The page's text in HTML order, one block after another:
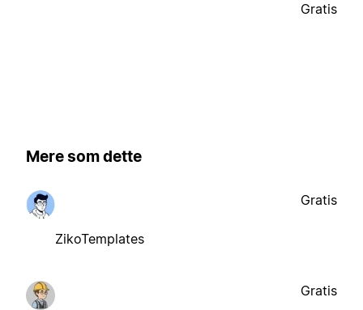
Gratis
Mere som dette
ZikoTemplates
Gratis
Gratis